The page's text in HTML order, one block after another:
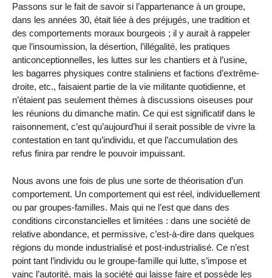
Passons sur le fait de savoir si l’appartenance à un groupe,
dans les années 30, était liée à des préjugés, une tradition et
des comportements moraux bourgeois ; il y aurait à rappeler
que l’insoumission, la désertion, l’illégalité, les pratiques
anticonceptionnelles, les luttes sur les chantiers et à l’usine,
les bagarres physiques contre staliniens et factions d’extrême-
droite, etc., faisaient partie de la vie militante quotidienne, et
n’étaient pas seulement thèmes à discussions oiseuses pour
les réunions du dimanche matin. Ce qui est significatif dans le
raisonnement, c’est qu’aujourd’hui il serait possible de vivre la
contestation en tant qu’individu, et que l’accumulation des
refus finira par rendre le pouvoir impuissant.
Nous avons une fois de plus une sorte de théorisation d’un
comportement. Un comportement qui est réel, individuellement
ou par groupes-familles. Mais qui ne l’est que dans des
conditions circonstancielles et limitées : dans une société de
relative abondance, et permissive, c’est-à-dire dans quelques
régions du monde industrialisé et post-industrialisé. Ce n’est
point tant l’individu ou le groupe-famille qui lutte, s’impose et
vainc l’autorité, mais la société qui laisse faire et possède les